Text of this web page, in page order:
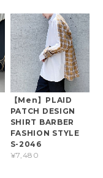
【Men】PLAID
PATCH DESIGN
SHIRT BARBER
FASHION STYLE
S-2046
¥7,480